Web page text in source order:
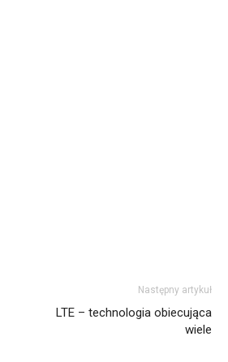
Następny artykuł
LTE – technologia obiecująca
wiele